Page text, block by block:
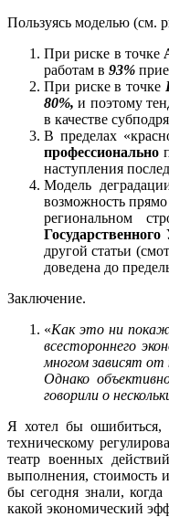
Пользуясь моделью (см.
При риске в точке
работам в 93%
При риске в точке
80%,и поэтому
в качестве
В пределах
профессионально
наступления
Модель
возможность
региональном
другой статьи
доведена до
Заключение.
«Как это ни
всестороннего
многом зависят от
Однако
говорили о
Я хотел бы ошибиться,
техническому
театр военных
выполнения, стоимость
бы сегодня знали, когда
какой экономический